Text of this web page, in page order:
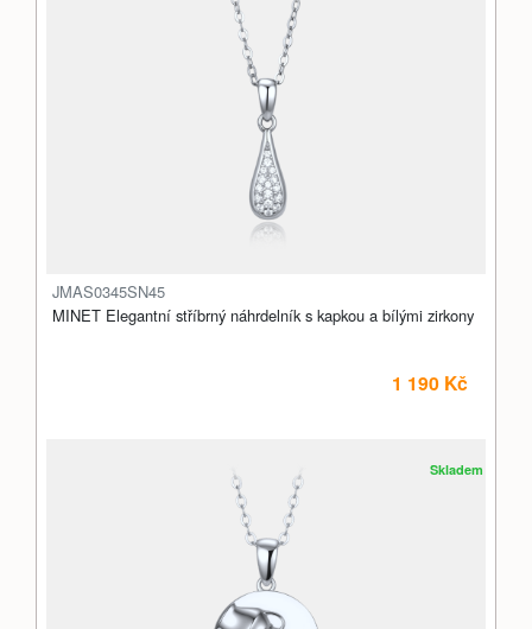
JMAS0345SN45
MINET Elegantní stříbrný náhrdelník s kapkou a bílými zirkony
1 190 Kč
Skladem